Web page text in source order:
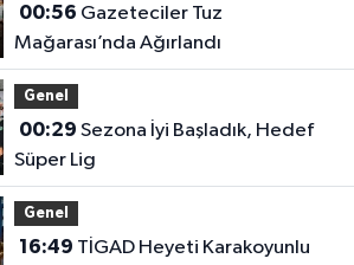
00:56
Mağarası’nda Ağırlandı
Genel
00:29
Süper Lig
Genel
16:49